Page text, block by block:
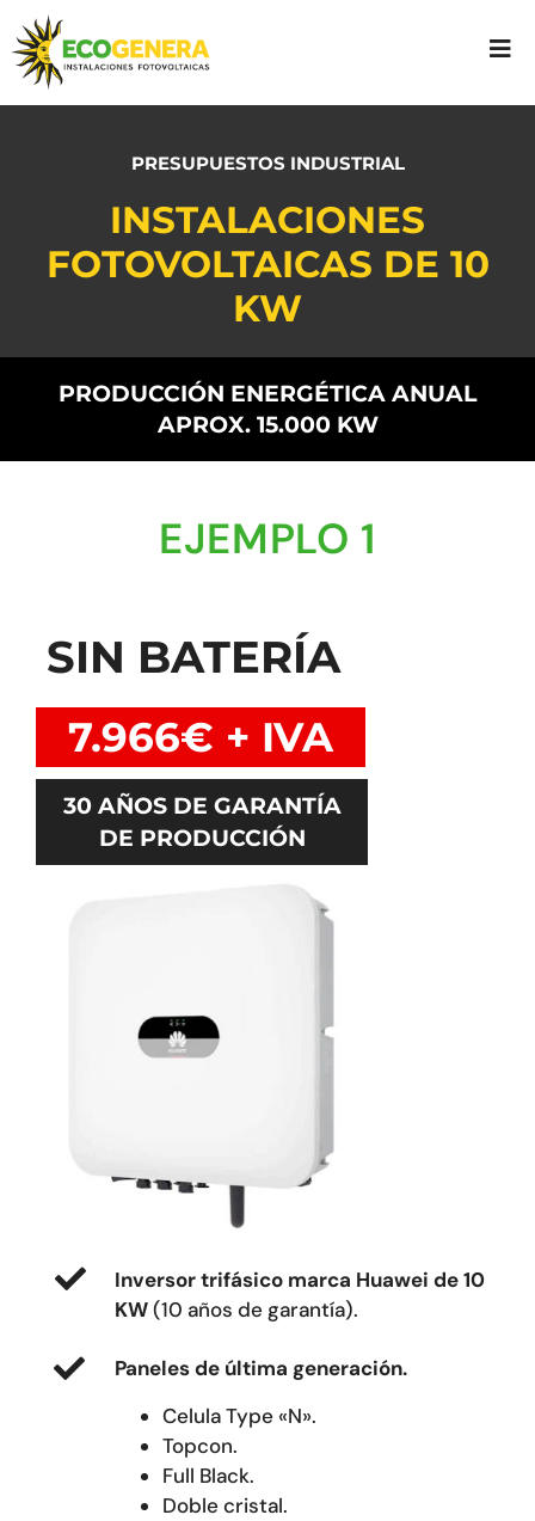
PRESUPUESTOS INDUSTRIAL
INSTALACIONES
FOTOVOLTAICAS DE 10
KW
PRODUCCIÓN ENERGÉTICA ANUAL
APROX. 15.000 KW
EJEMPLO 1
SIN BATERÍA
7.966€ + IVA
30 AÑOS DE GARANTÍA
DE PRODUCCIÓN
Inversor trifásico marca Huawei de 10
KW(10 años de garantía).
Paneles de última generación.
Celula Type «N».
Topcon.
Full Black.
Doble cristal.